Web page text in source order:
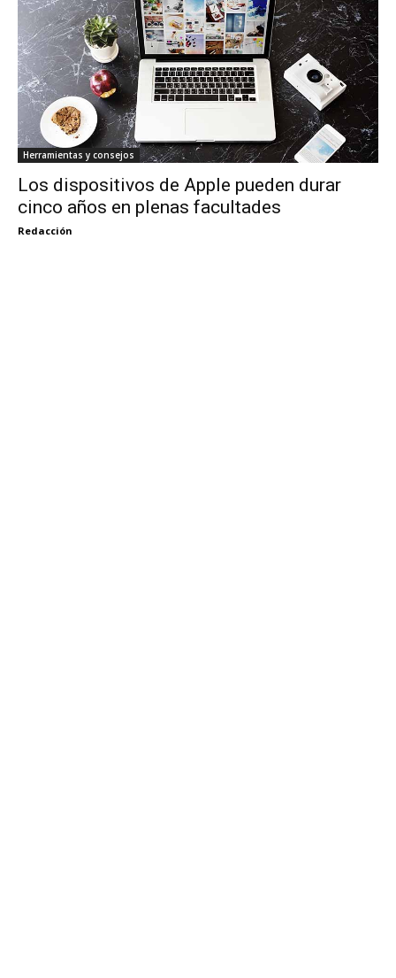
Herramientas y consejos
Los dispositivos de Apple pueden durar
cinco años en plenas facultades
Redacción